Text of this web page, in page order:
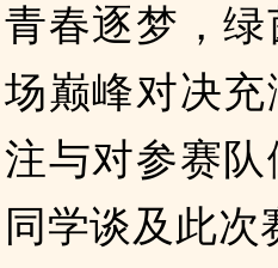
青春逐梦，
场巅峰对决
注与对参赛
同学谈及此次